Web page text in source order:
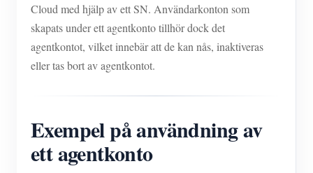
Cloud med hjälp av ett SN. Användarkonton som
skapats under ett agentkonto tillhör dock det
agentkontot, vilket innebär att de kan nås, inaktiveras
eller tas bort av agentkontot.
Exempel på användning av
ett agentkonto